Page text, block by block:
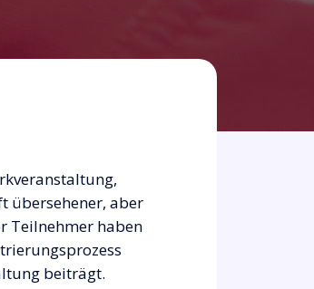
übersehener, aber
Teilnehmer haben
beiträgt.